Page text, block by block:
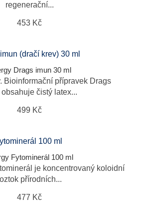
regenerační...
453 Kč
Drags imun 30 ml
Bioinformační přípravek Drags
obsahuje čistý latex...
499 Kč
Fytominerál 100 ml
je koncentrovaný koloidní
přírodních...
477 Kč